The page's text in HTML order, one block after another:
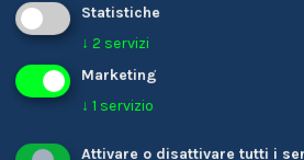
Barbara Gantioler
IT-Product Manager
Statistiche
↓ 2 servizi
Marketing
↓ 1 servizio
Attivare o disattivare tutti i